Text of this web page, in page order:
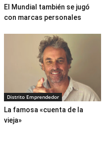
El Mundial también se jugó
con marcas personales
Distrito Emprendedor
La famosa «cuenta de la
vieja»